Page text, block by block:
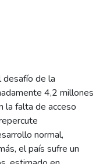
desafío de la
4,2 millones
la falta de acceso
normal,
el país sufre un